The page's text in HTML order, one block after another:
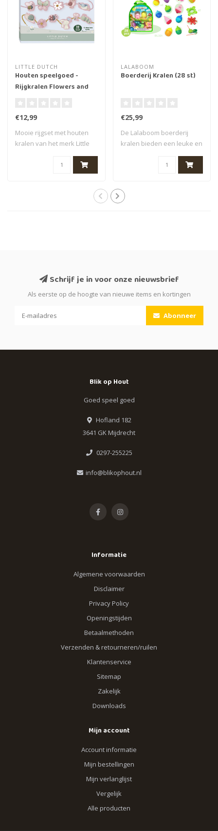
LITTLE DUTCH
Houten speelgoed -
Rijgkralen Flowers and
€12,99
Mooie rijgset met houten
kralen van het merk Little
LALABOOM
Boerderij Kralen (28 st)
€25,99
De Lalaboom boerderij
kralen bieden een leuke en
Schrijf je in voor onze nieuwsbrief
Als eerste op de hoogte van nieuwe items en kortingen
Abonneer
Blik op Hout
Goed speel goed
Hofland 182
3641 GK Mijdrecht
0297-255225
info@blikophout.nl
Informatie
Algemene voorwaarden
Disclaimer
Privacy Policy
Openingstijden
Betaalmethoden
Verzenden & retourneren/ruilen
Klantenservice
Sitemap
Zakelijk
Downloads
Mijn account
Account informatie
Mijn bestellingen
Mijn verlanglijst
Vergelijk
Alle producten